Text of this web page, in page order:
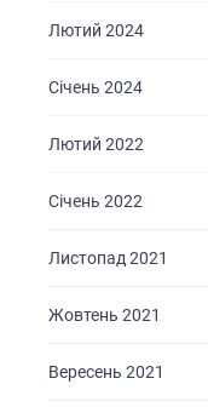
Лютий 2024
Січень 2024
Лютий 2022
Січень 2022
Листопад 2021
Жовтень 2021
Вересень 2021
ПРО НАС
БРИФИ
КАР’ЄРА
БЛОГ